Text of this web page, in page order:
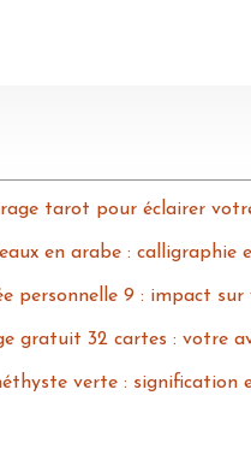
tarot pour éclairer
en arabe : calligraphie
personnelle 9 : impact
gratuit 32 cartes : votre
verte : signification